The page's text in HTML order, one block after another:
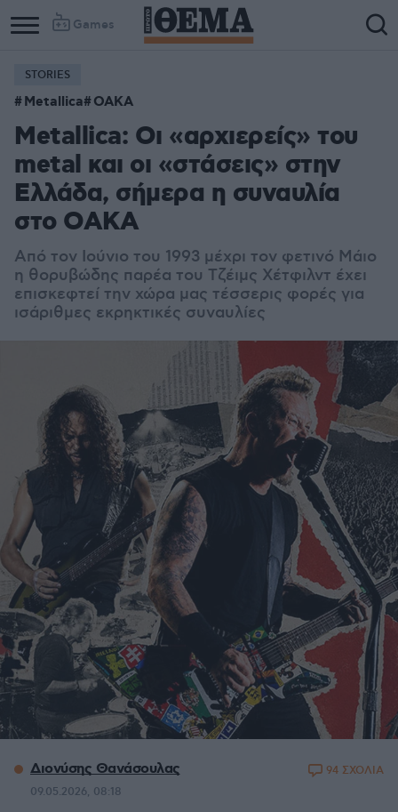
Games
STORIES
Metallica ΟΑΚΑ
Metallica: Οι «αρχιερείς» του
metal και οι «στάσεις» στην
Ελλάδα, σήμερα η συναυλία
στο ΟΑΚΑ
Από τον Ιούνιο του 1993 μέχρι τον φετινό Μάιο
η θορυβώδης παρέα του Τζέιμς Χέτφιλντ έχει
επισκεφτεί την χώρα μας τέσσερις φορές για
ισάριθμες εκρηκτικές συναυλίες
Διονύσης Θανάσουλας
09.05.2026, 08:18
94 ΣΧΟΛΙΑ